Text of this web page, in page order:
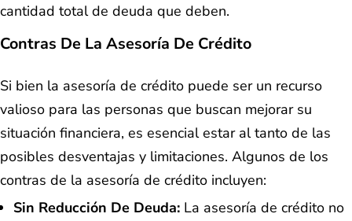
cantidad total de deuda que deben.
Contras De La Asesoría De Crédito
Si bien la asesoría de crédito puede ser un recurso
valioso para las personas que buscan mejorar su
situación financiera, es esencial estar al tanto de las
posibles desventajas y limitaciones. Algunos de los
contras de la asesoría de crédito incluyen:
Sin Reducción De Deuda: La asesoría de crédito no